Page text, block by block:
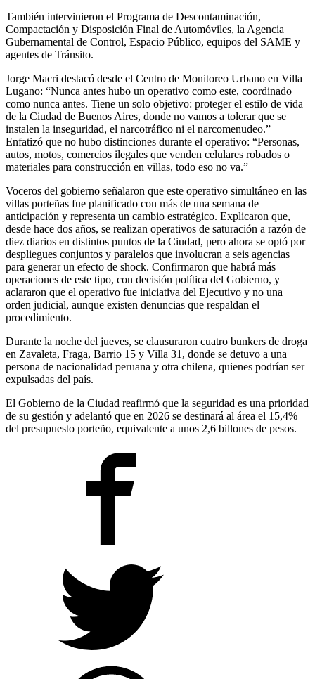
También intervinieron el Programa de Descontaminación,
Compactación y Disposición Final de Automóviles, la Agencia
Gubernamental de Control, Espacio Público, equipos del SAME y
agentes de Tránsito.
Jorge Macri destacó desde el Centro de Monitoreo Urbano en Villa
Lugano: “Nunca antes hubo un operativo como este, coordinado
como nunca antes. Tiene un solo objetivo: proteger el estilo de vida
de la Ciudad de Buenos Aires, donde no vamos a tolerar que se
instalen la inseguridad, el narcotráfico ni el narcomenudeo.”
Enfatizó que no hubo distinciones durante el operativo: “Personas,
autos, motos, comercios ilegales que venden celulares robados o
materiales para construcción en villas, todo eso no va.”
Voceros del gobierno señalaron que este operativo simultáneo en las
villas porteñas fue planificado con más de una semana de
anticipación y representa un cambio estratégico. Explicaron que,
desde hace dos años, se realizan operativos de saturación a razón de
diez diarios en distintos puntos de la Ciudad, pero ahora se optó por
despliegues conjuntos y paralelos que involucran a seis agencias
para generar un efecto de shock. Confirmaron que habrá más
operaciones de este tipo, con decisión política del Gobierno, y
aclararon que el operativo fue iniciativa del Ejecutivo y no una
orden judicial, aunque existen denuncias que respaldan el
procedimiento.
Durante la noche del jueves, se clausuraron cuatro bunkers de droga
en Zavaleta, Fraga, Barrio 15 y Villa 31, donde se detuvo a una
persona de nacionalidad peruana y otra chilena, quienes podrían ser
expulsadas del país.
El Gobierno de la Ciudad reafirmó que la seguridad es una prioridad
de su gestión y adelantó que en 2026 se destinará al área el 15,4%
del presupuesto porteño, equivalente a unos 2,6 billones de pesos.